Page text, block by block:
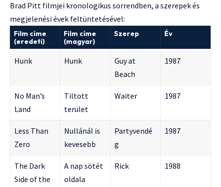
Brad Pitt filmjei kronologikus sorrendben, a szerepek és
megjelenési évek feltüntetésével:
Film címe
(eredeti)
Film címe
(magyar)
Szerep Év
Hunk Hunk
Guy at
Beach
1987
No Man’s
Land
Tiltott
terület
Waiter 1987
Less Than
Zero
Nullánál is
kevesebb
Partyvendé
g
1987
The Dark
Side of the
A nap sötét
oldala
Rick 1988